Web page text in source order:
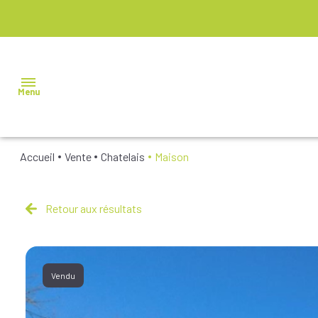
Menu
VENDRE
BIENS
VENDUS
NOS
Accueil Vente Chatelais Maison
Retour aux résultats
Vendu